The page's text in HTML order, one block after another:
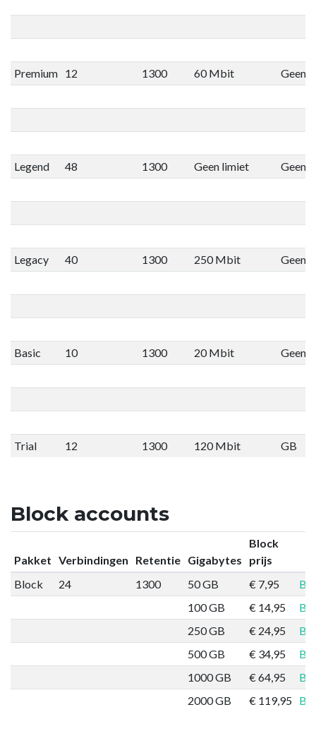
Premium 12 1300 60 Mbit Geen
Legend 48 1300 Geen limiet Geen
Legacy 40 1300 250 Mbit Geen
Basic 10 1300 20 Mbit Geen
Trial 12 1300 120 Mbit GB
Block accounts
Pakket Verbindingen Retentie Gigabytes
Block
prijs
Block
24 1300 50 GB € 7,95
100 GB
€ 14,95
250 GB
€ 24,95
500 GB
€ 34,95
1000 GB
€ 64,95
2000 GB
€ 119,95